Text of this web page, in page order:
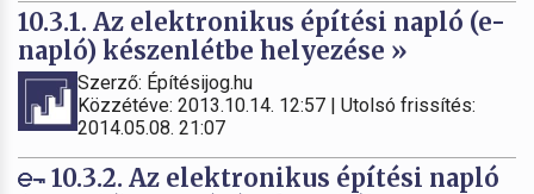
10.3.1. Az elektronikus építési napló (e-
napló) készenlétbe helyezése »
Szerző: Építésijog.hu
Közzétéve: 2013.10.14. 12:57 | Utolsó frissítés:
2014.05.08. 21:07
10.3.2. Az elektronikus építési napló